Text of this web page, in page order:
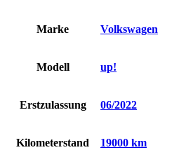
Marke Volkswagen
Modell up!
Erstzulassung 06/2022
Kilometerstand 19000 km